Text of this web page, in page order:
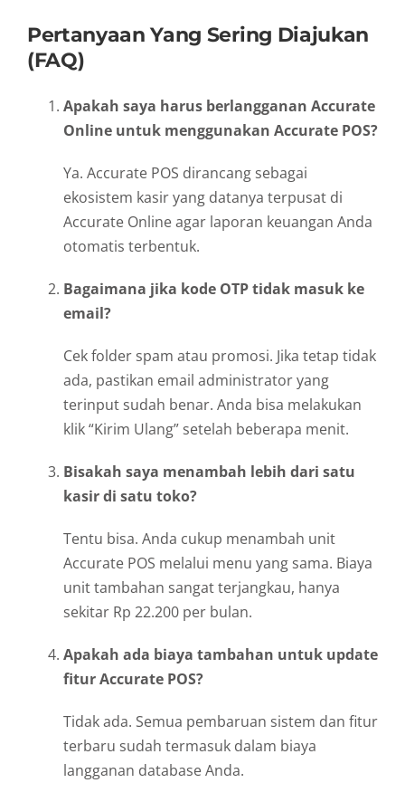
Pertanyaan Yang Sering Diajukan
(FAQ)
Apakah saya harus berlangganan Accurate
Online untuk menggunakan Accurate POS?
Ya. Accurate POS dirancang sebagai
ekosistem kasir yang datanya terpusat di
Accurate Online agar laporan keuangan Anda
otomatis terbentuk.
Bagaimana jika kode OTP tidak masuk ke
email?
Cek folder spam atau promosi. Jika tetap tidak
ada, pastikan email administrator yang
terinput sudah benar. Anda bisa melakukan
klik “Kirim Ulang” setelah beberapa menit.
Bisakah saya menambah lebih dari satu
kasir di satu toko?
Tentu bisa. Anda cukup menambah unit
Accurate POS melalui menu yang sama. Biaya
unit tambahan sangat terjangkau, hanya
sekitar Rp 22.200 per bulan.
Apakah ada biaya tambahan untuk update
fitur Accurate POS?
Tidak ada. Semua pembaruan sistem dan fitur
terbaru sudah termasuk dalam biaya
langganan database Anda.